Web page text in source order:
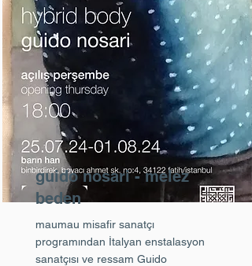
guido nosari - melez
beden
maumau misafir sanatçı
programından İtalyan enstalasyon
sanatçısı ve ressam Guido